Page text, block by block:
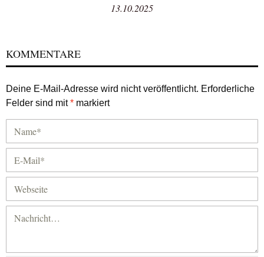
13.10.2025
KOMMENTARE
Deine E-Mail-Adresse wird nicht veröffentlicht. Erforderliche
Felder sind mit* markiert